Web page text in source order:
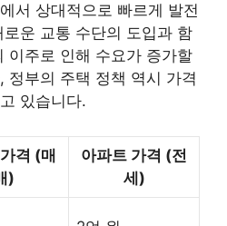
서 상대적으로 빠르게 발전
운 교통 수단의 도입과 함
이주로 인해 수요가 증가할
정부의 주택 정책 역시 가격
있습니다.
격 (매
)
아파트 가격 (전
세)